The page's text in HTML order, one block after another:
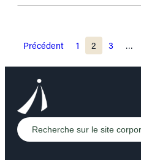
Pagination
des
publications
Précédent 1 2 3 …